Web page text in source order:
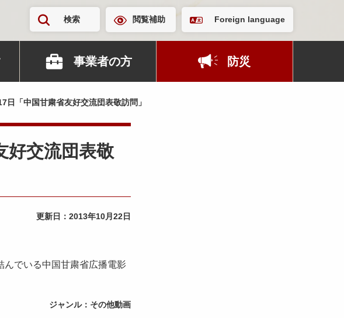
検索 閲覧補助 Foreign language
事業者の方 防災
日「中国甘粛省友好交流団表敬訪問」
好交流団表敬
更新日： 2013年10月22日
んでいる中国甘粛省広播電影
ジャンル：その他動画